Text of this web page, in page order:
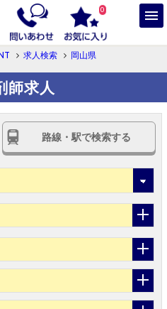
0
求人検索
岡山県
師求人
路線・駅で検索する